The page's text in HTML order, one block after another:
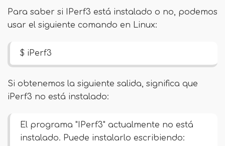
Para saber si IPerf3 está instalado o no, podemos
usar el siguiente comando en Linux:
$ iPerf3
Si obtenemos la siguiente salida, significa que
iPerf3 no está instalado:
El programa "IPerf3" actualmente no está
instalado. Puede instalarlo escribiendo: